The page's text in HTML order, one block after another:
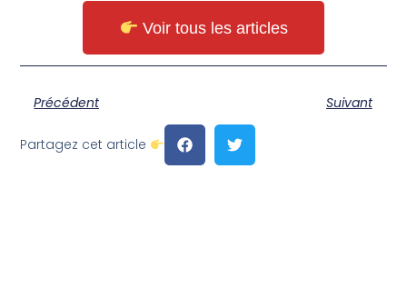
Voir tous les articles
Précédent Suivant
Partagez cet article